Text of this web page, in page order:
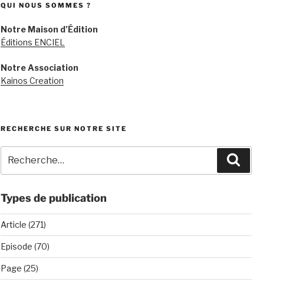
QUI NOUS SOMMES ?
Notre Maison d’Édition
Éditions ENCIEL
Notre Association
Kainos Creation
RECHERCHE SUR NOTRE SITE
pour
:
Types de publication
Article (271)
Episode (70)
Page (25)